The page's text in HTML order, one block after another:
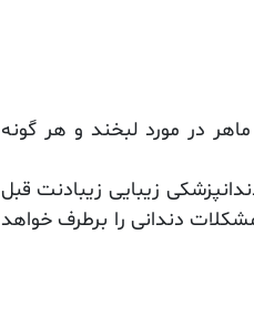
ماهر در مورد لبخند و هر گونه
زیبایی زیبادنت قبل
دندانی را برطرف خواهد